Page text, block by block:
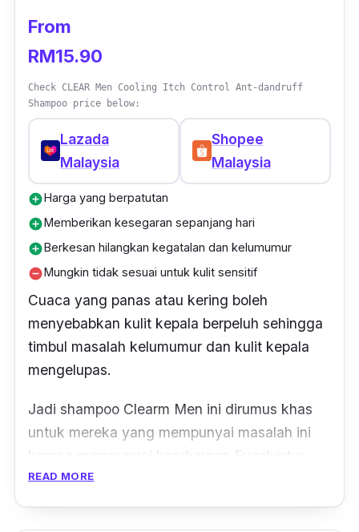
From
RM15.90
Check CLEAR Men Cooling Itch Control Ant-dandruff
Shampoo price below:
Lazada
Malaysia
Shopee
Malaysia
add_circleHarga yang berpatutan
add_circleMemberikan kesegaran sepanjang hari
add_circleBerkesan hilangkan kegatalan dan kelumumur
remove_circleMungkin tidak sesuai untuk kulit sensitif
Cuaca yang panas atau kering boleh
menyebabkan kulit kepala berpeluh sehingga
timbul masalah kelumumur dan kulit kepala
mengelupas.
Jadi shampoo Clearm Men ini dirumus khas
untuk mereka yang mempunyai masalah ini
kerana mempunyai kandungan Eucalyptus
dan daun teh hijau untuk melegakan
READ MORE